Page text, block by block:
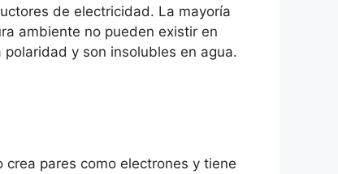
de electricidad. La mayoría
ambiente no pueden existir en
y son insolubles en agua.
pares como electrones y tiene